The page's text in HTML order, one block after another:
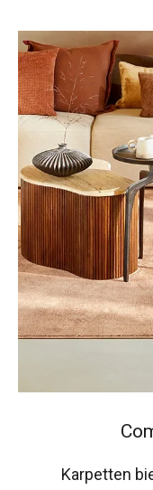
Karpetten